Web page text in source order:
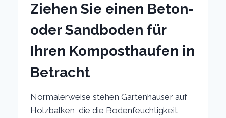
Ziehen Sie einen Beton-
oder Sandboden für
Ihren Komposthaufen in
Betracht
Normalerweise stehen Gartenhäuser auf
Holzbalken, die die Bodenfeuchtigkeit